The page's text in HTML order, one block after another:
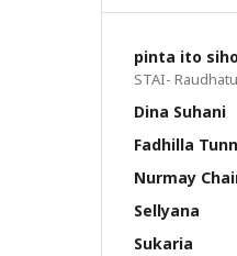
pinta ito
STAI-
Dina Suhani
Fadhilla
Nurmay
Sellyana
Sukaria